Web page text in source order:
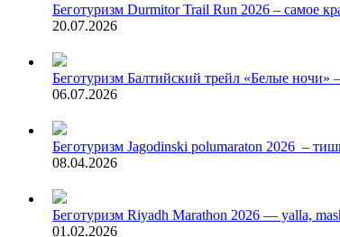
Беготуризм Durmitor Trail Run 2026 – самое
20.07.2026
Беготуризм Балтийский трейл «Белые ночи»
06.07.2026
Беготуризм Jagodinski polumaraton 2026 –
08.04.2026
Беготуризм Riyadh Marathon 2026 — yalla,
01.02.2026